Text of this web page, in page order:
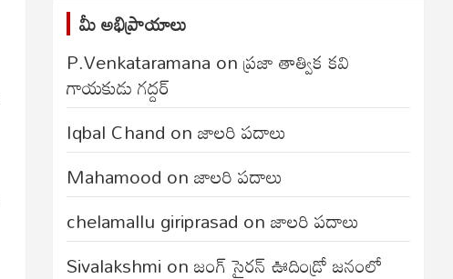
మీ అభిప్రాయాలు
P.Venkataramana onప్రజా తాత్విక కవి
గాయకుడు గద్దర్
Iqbal Chand onజాలరి పదాలు
Mahamood onజాలరి పదాలు
chelamallu giriprasad onజాలరి పదాలు
Sivalakshmi onజంగ్‌ సైరన్‌ ఊదిండ్రో జనంలో